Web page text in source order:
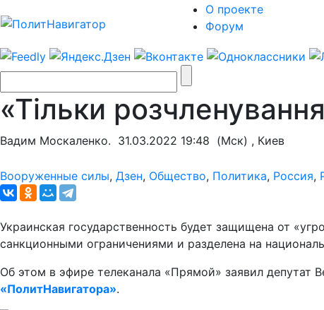
О проекте
Форум
«Тільки
Вадим Москаленко. 31.03.2022 19:48 (Мск) , Киев
Вооруженные силы, Дзен, Общество, Политика, Россия,
Украинская государственность будет защищена от
санкционными ограничениями и разделена на
Об этом в эфире телеканала «Прямой» заявил депутат
«ПолитНавигатора».